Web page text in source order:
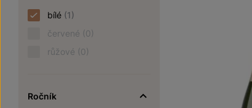
bílé (1)
červené (0)
růžové (0)
Ročník